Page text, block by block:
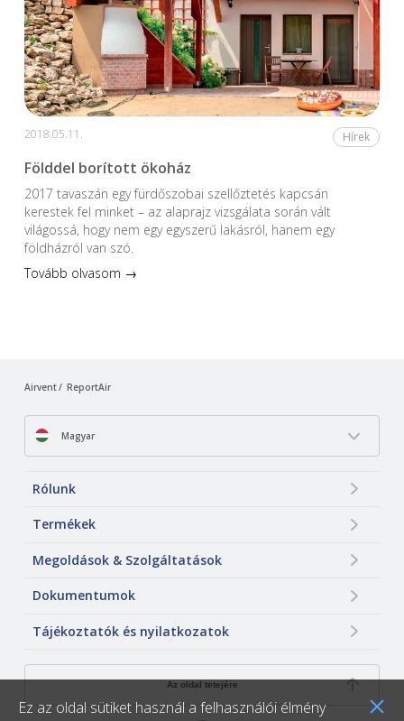
2018.05.11. Hírek
Földdel borított ökoház
2017 tavaszán egy fürdőszobai szellőztetés kapcsán
kerestek fel minket – az alaprajz vizsgálata során vált
világossá, hogy nem egy egyszerű lakásról, hanem egy
földházról van szó.
Tovább olvasom →
Ez az oldal sütiket használ a felhasználói élmény
Airvent ReportAir
Magyar
Rólunk
Termékek
Megoldások & Szolgáltatások
Dokumentumok
Tájékoztatók és nyilatkozatok
Az oldal tetejére